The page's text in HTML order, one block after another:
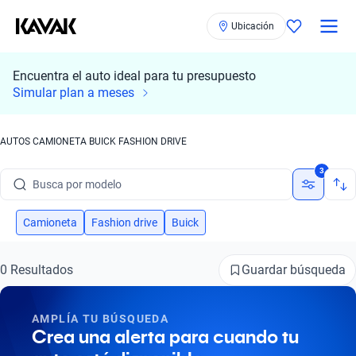
Ubicación
Encuentra el auto ideal para tu presupuesto
Simular plan a meses
AUTOS CAMIONETA BUICK FASHION DRIVE
Busca por modelo
Busca por versión
Busca por marca
Busca por modelo
3
Camioneta Fashion drive Buick
0 Resultados Guardar búsqueda
AMPLÍA TU BÚSQUEDA
Crea una alerta para cuando tu